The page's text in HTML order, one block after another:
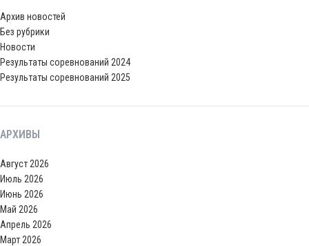
Архив новостей
Без рубрики
Новости
Результаты соревнований 2024
Результаты соревнований 2025
АРХИВЫ
Август 2026
Июль 2026
Июнь 2026
Май 2026
Апрель 2026
Март 2026